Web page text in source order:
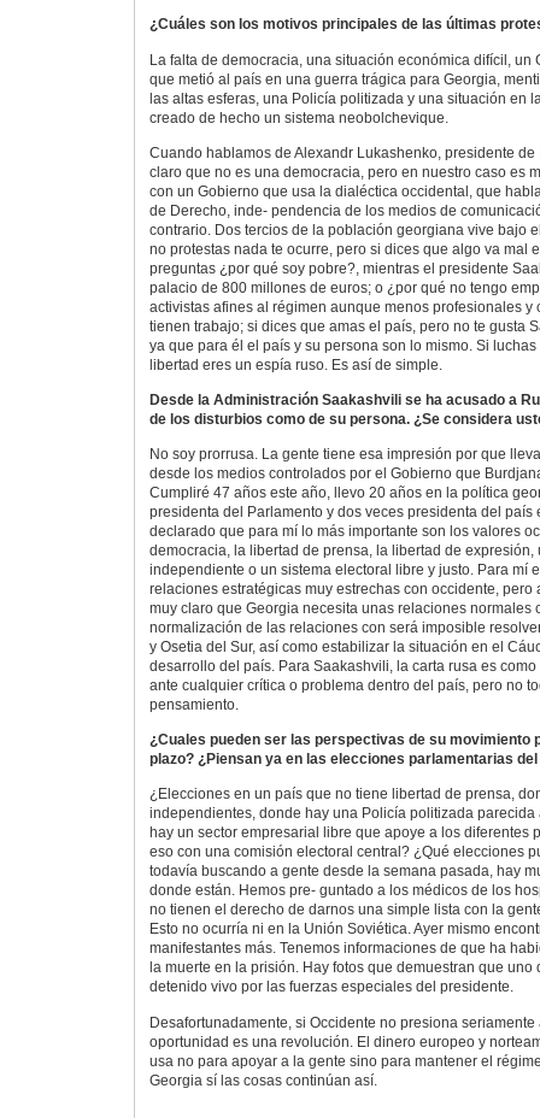
¿Cuáles son los motivos principales de las últimas
La falta de democracia, una situación económica difícil, un
que metió al país en una guerra trágica para Georgia,
las altas esferas, una Policía politizada y una situación en
creado de hecho un sistema neobolchevique.
Cuando hablamos de Alexandr Lukashenko, presidente
claro que no es una democracia, pero en nuestro caso es
con un Gobierno que usa la dialéctica occidental, que
de Derecho, inde- pendencia de los medios de
contrario. Dos tercios de la población georgiana vive bajo
no protestas nada te ocurre, pero si dices que algo va mal
preguntas ¿por qué soy pobre?, mientras el presidente
palacio de 800 millones de euros; o ¿por qué no tengo
activistas afines al régimen aunque menos profesionales y
tienen trabajo; si dices que amas el país, pero no te gusta
ya que para él el país y su persona son lo mismo. Si
libertad eres un espía ruso. Es así de simple.
Desde la Administración Saakashvili se ha acusado a
de los disturbios como de su persona. ¿Se considera
No soy prorrusa. La gente tiene esa impresión por que
desde los medios controlados por el Gobierno que
Cumpliré 47 años este año, llevo 20 años en la política
presidenta del Parlamento y dos veces presidenta del país
declarado que para mí lo más importante son los valores
democracia, la libertad de prensa, la libertad de expresión,
independiente o un sistema electoral libre y justo. Para mí
relaciones estratégicas muy estrechas con occidente, pero
muy claro que Georgia necesita unas relaciones normales
normalización de las relaciones con será imposible
y Osetia del Sur, así como estabilizar la situación en el
desarrollo del país. Para Saakashvili, la carta rusa es
ante cualquier crítica o problema dentro del país, pero no
pensamiento.
¿Cuales pueden ser las perspectivas de su movimiento
plazo? ¿Piensan ya en las elecciones parlamentarias
¿Elecciones en un país que no tiene libertad de prensa,
independientes, donde hay una Policía politizada parecida
hay un sector empresarial libre que apoye a los diferentes
eso con una comisión electoral central? ¿Qué elecciones
todavía buscando a gente desde la semana pasada, hay
donde están. Hemos pre- guntado a los médicos de los
no tienen el derecho de darnos una simple lista con la
Esto no ocurría ni en la Unión Soviética. Ayer mismo
manifestantes más. Tenemos informaciones de que ha
la muerte en la prisión. Hay fotos que demuestran que uno
detenido vivo por las fuerzas especiales del presidente.
Desafortunadamente, si Occidente no presiona
oportunidad es una revolución. El dinero europeo y
usa no para apoyar a la gente sino para mantener el
Georgia sí las cosas continúan así.